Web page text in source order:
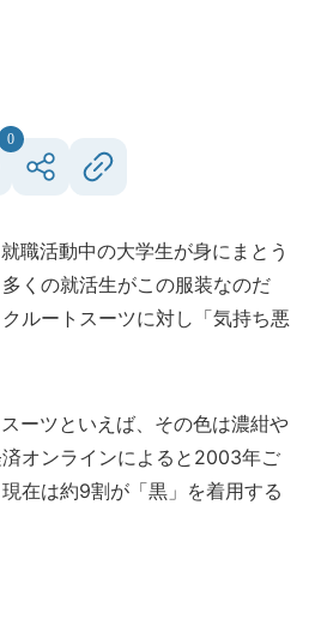
0
職活動中の大学生が身にまとう
くの就活生がこの服装なのだ
ルートスーツに対し「気持ち悪
ーツといえば、その色は濃紺や
オンラインによると2003年ご
在は約9割が「黒」を着用する